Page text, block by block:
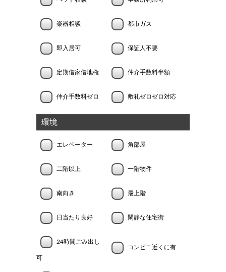
楽器相談 都市ガス
即入居可 保証人不要
定期借家借地権 仲介手数料半額
仲介手数料ゼロ 敷礼ゼロゼロ対応
環境
エレベーター 角部屋
二階以上 一階物件
南向き 最上階
日当たり良好 閑静な住宅街
24時間ごみ出し
可
コンビニ近くに有